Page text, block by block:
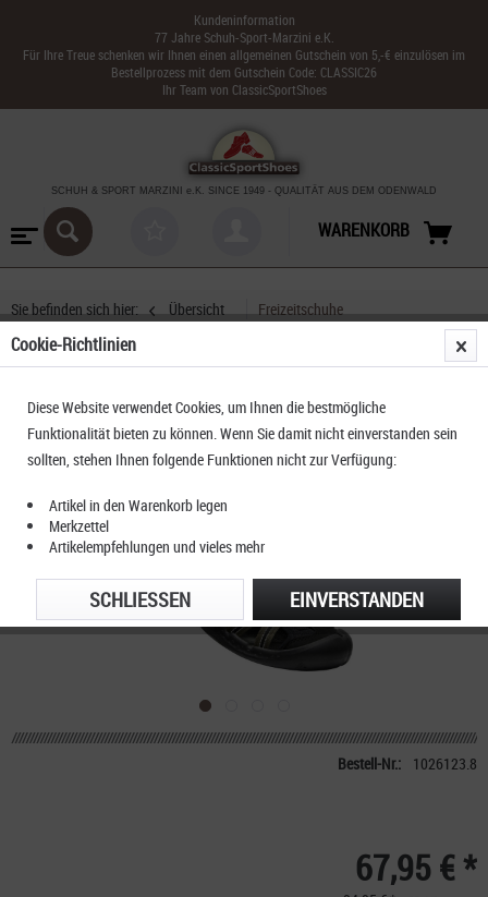
Kundeninformation
77 Jahre Schuh-Sport-Marzini e.K.
Für Ihre Treue schenken wir Ihnen einen allgemeinen Gutschein von 5,-€ einzulösen im
Bestellprozess mit dem Gutschein Code: CLASSIC26
Ihr Team von ClassicSportShoes
SCHUH & SPORT MARZINI e.K. SINCE 1949 - QUALITÄT AUS DEM ODENWALD
WARENKORB
Sie befinden sich hier: Übersicht Freizeitschuhe
Keen Drift Creek H2
Bestell-Nr.: 1026123.8
67,95 € *
Cookie-Richtlinien
Diese Website verwendet Cookies, um Ihnen die bestmögliche
Funktionalität bieten zu können. Wenn Sie damit nicht einverstanden sein
sollten, stehen Ihnen folgende Funktionen nicht zur Verfügung:
Artikel in den Warenkorb legen
Merkzettel
Artikelempfehlungen und vieles mehr
EINVERSTANDEN
SCHLIESSEN